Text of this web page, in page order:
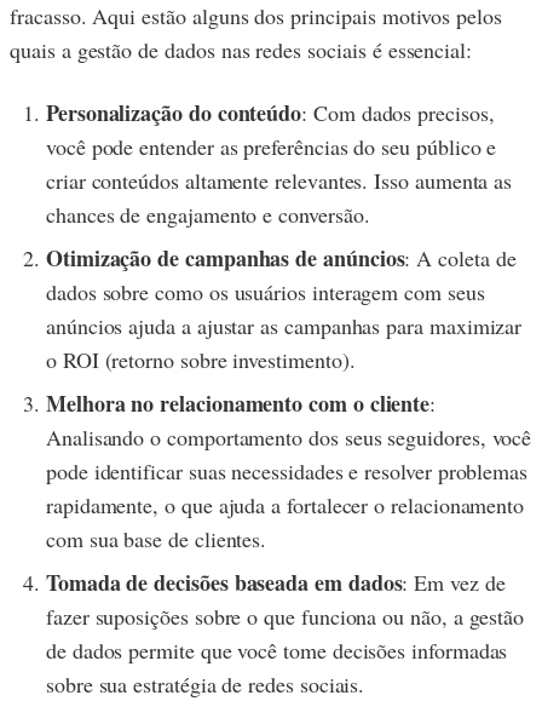
fracasso. Aqui estão alguns dos principais motivos pelos
quais a gestão de dados nas redes sociais é essencial:
Personalização do conteúdo: Com dados precisos,
você pode entender as preferências do seu público e
criar conteúdos altamente relevantes. Isso aumenta as
chances de engajamento e conversão.
Otimização de campanhas de anúncios: A coleta de
dados sobre como os usuários interagem com seus
anúncios ajuda a ajustar as campanhas para maximizar
o ROI (retorno sobre investimento).
Melhora no relacionamento com o cliente:
Analisando o comportamento dos seus seguidores, você
pode identificar suas necessidades e resolver problemas
rapidamente, o que ajuda a fortalecer o relacionamento
com sua base de clientes.
Tomada de decisões baseada em dados: Em vez de
fazer suposições sobre o que funciona ou não, a gestão
de dados permite que você tome decisões informadas
sobre sua estratégia de redes sociais.